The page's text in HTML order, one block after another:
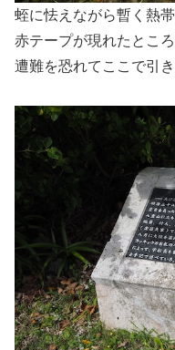
蛭に怯えながら暫く熱
赤テープが現れたとこ
遭難を恐れてここで引き